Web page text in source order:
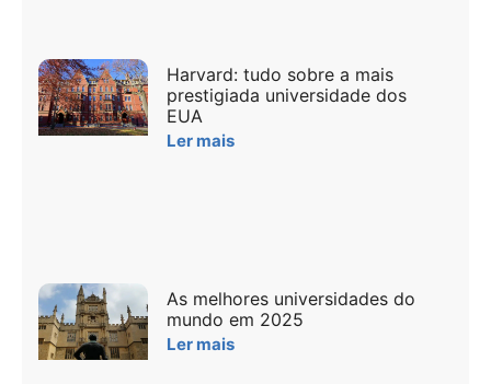
Harvard: tudo sobre a mais
prestigiada universidade dos
EUA
Ler mais
As melhores universidades do
mundo em 2025
Ler mais